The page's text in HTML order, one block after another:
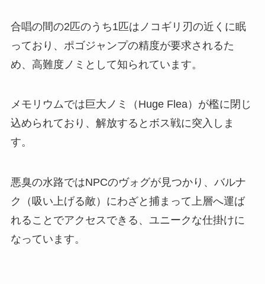
合唱の間の2匹のうち1匹はノコギリ刃の近くに眠
っており、ポゴジャンプの精度が要求されるた
め、高難度ノミとして知られています。
メモリウムでは巨大ノミ（Huge Flea）が檻に閉じ
込められており、解放するとボス戦に突入しま
す。
悪臭の水路ではNPCのヴォグが見つかり、バルナ
ク（吸い上げる敵）にわざと捕まって上層へ運ば
れることでアクセスできる、ユニークな仕掛けに
なっています。